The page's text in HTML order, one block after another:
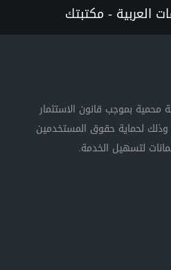
العربية - مكتبتك
محمية بموجب قانون الاستثمار
المصري رقم (17) لسنة 2015 وذلك لحماية حقوق المستخدمين
لتسهيل الخدمة.